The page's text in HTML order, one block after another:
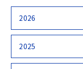
2026
2025